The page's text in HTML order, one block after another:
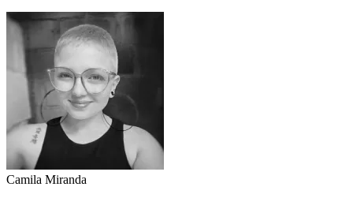
Camila Miranda